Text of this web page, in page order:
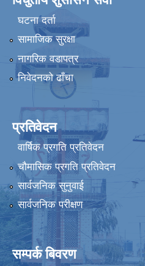
घटना दर्ता
सामाजिक सुरक्षा
नागरिक वडापत्र
निवेदनको ढाँचा
प्रतिवेदन
वार्षिक प्रगति प्रतिवेदन
चौमासिक प्रगति प्रतिवेदन
सार्वजनिक सुनुवाई
सार्वजनिक परीक्षण
सम्पर्क बिवरण